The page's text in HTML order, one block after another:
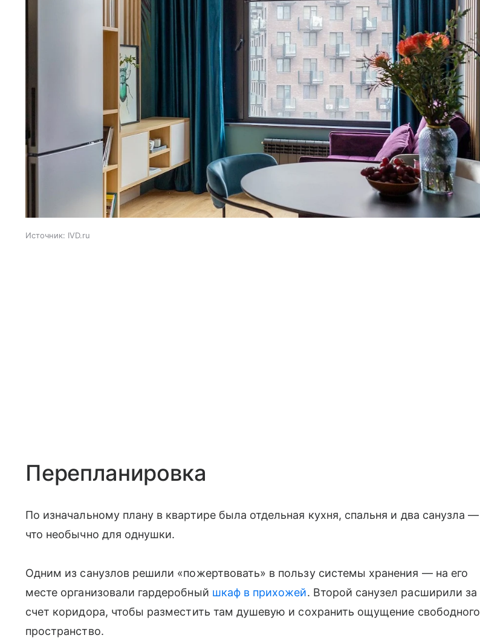
Источник: IVD.ru
Перепланировка
По изначальному плану в квартире была отдельная кухня, спальня и два санузла —
что необычно для однушки.
Одним из санузлов решили «пожертвовать» в пользу системы хранения — на его
месте организовали гардеробный шкаф в прихожей. Второй санузел расширили за
счет коридора, чтобы разместить там душевую и сохранить ощущение свободного
пространство.